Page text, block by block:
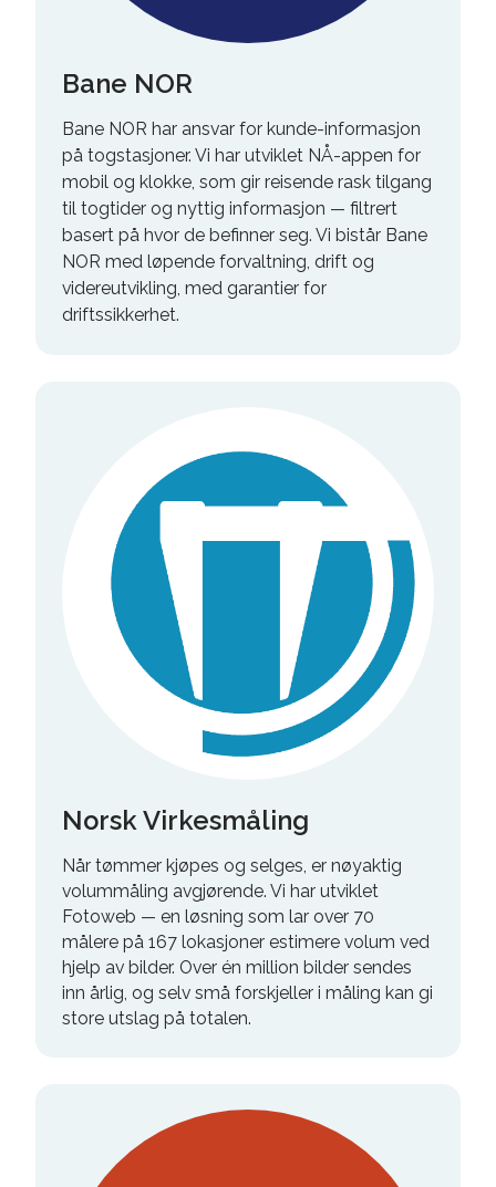
Bane NOR
Bane NOR har ansvar for kunde-informasjon
på togstasjoner. Vi har utviklet NÅ-appen for
mobil og klokke, som gir reisende rask tilgang
til togtider og nyttig informasjon — filtrert
basert på hvor de befinner seg. Vi bistår Bane
NOR med løpende forvaltning, drift og
videreutvikling, med garantier for
driftssikkerhet.
Norsk Virkesmåling
Når tømmer kjøpes og selges, er nøyaktig
volummåling avgjørende. Vi har utviklet
Fotoweb — en løsning som lar over 70
målere på 167 lokasjoner estimere volum ved
hjelp av bilder. Over én million bilder sendes
inn årlig, og selv små forskjeller i måling kan gi
store utslag på totalen.